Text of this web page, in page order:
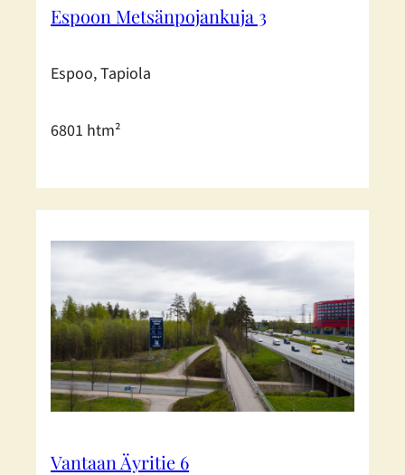
Espoon Metsänpojankuja 3
Espoo, Tapiola
6801 htm²
Vantaan Äyritie 6